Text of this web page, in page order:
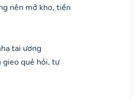
nên mở kho, tiền
tai ương
gieo quẻ hỏi, tự